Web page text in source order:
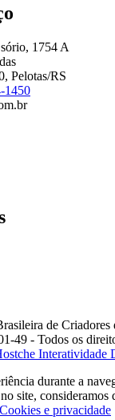
1754 A
Pelotas/RS
1450
de
49 - Todos os
durante a
site, consideramos
e privacidade